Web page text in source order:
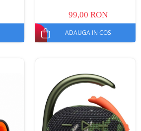
Inclus
99,00 RON
ADAUGA IN COS